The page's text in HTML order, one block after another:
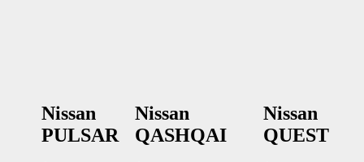
Nissan
PULSAR
Nissan
QASHQAI
Nissan
QUEST